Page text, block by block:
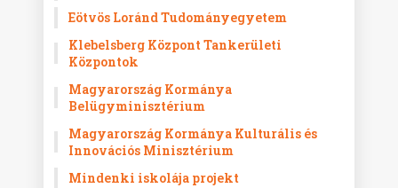
Eötvös Loránd Tudományegyetem
Klebelsberg Központ Tankerületi
Központok
Magyarország Kormánya
Belügyminisztérium
Magyarország Kormánya Kulturális és
Innovációs Minisztérium
Mindenki iskolája projekt